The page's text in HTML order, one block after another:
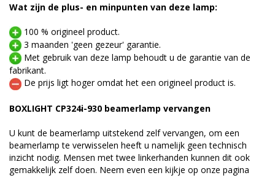
Wat zijn de plus- en minpunten van deze lamp:
100 % origineel product.
3 maanden 'geen gezeur' garantie.
Met gebruik van deze lamp behoudt u de garantie van de
fabrikant.
De prijs ligt hoger omdat het een origineel product is.
BOXLIGHT CP324i-930 beamerlamp vervangen
U kunt de beamerlamp uitstekend zelf vervangen, om een
beamerlamp te verwisselen heeft u namelijk geen technisch
inzicht nodig. Mensen met twee linkerhanden kunnen dit ook
gemakkelijk zelf doen. Neem even een kijkje op onze pagina